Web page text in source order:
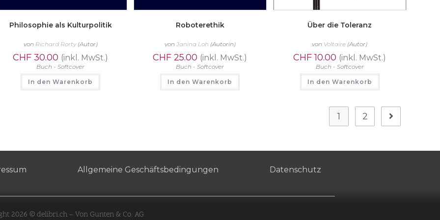
Philosophie als Kulturpolitik
von Richard Rorty(Autor)
CHF 30.00 (inkl. MwSt.)
Buch - Softcover
In den Warenkorb
Roboterethik
von Janina Loh (Autorin)
CHF 25.00 (inkl. MwSt.)
Buch - Softcover
In den Warenkorb
Über die Toleranz
von Voltaire (Autor)
CHF10.00 (inkl. MwSt.)
Buch - Softcover
In den Warenkorb
1 2
Allgemeine Geschäftsbedingungen Datenschutz
2026 © delibri.ch – Von Gunten & Co. AG